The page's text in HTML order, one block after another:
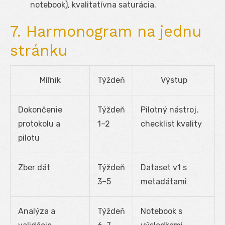
notebook), kvalitatívna saturácia.
7. Harmonogram na jednu
stránku
Míľnik Týždeň Výstup
Dokončenie
protokolu a
pilotu
Týždeň
1–2
Pilotný nástroj,
checklist kvality
Zber dát
Týždeň
3–5
Dataset v1 s
metadátami
Analýza a
Týždeň
Notebook s